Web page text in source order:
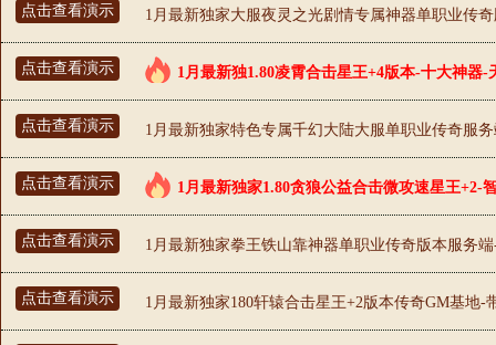
点击查看演示 1月最新独家大服夜灵之光剧情专属神器单职业传
点击查看演示 1月最新独1.80凌霄合击星王+4版本-十大神
点击查看演示 1月最新独家特色专属千幻大陆大服单职业传奇服
点击查看演示 1月最新独家1.80贪狼公益合击微攻速星王+2-
点击查看演示 1月最新独家拳王铁山靠神器单职业传奇版本服务
点击查看演示 1月最新独家180轩辕合击星王+2版本传奇GM基